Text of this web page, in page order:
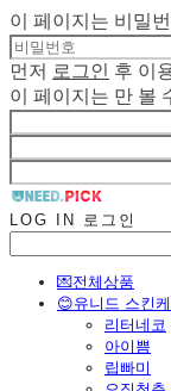
이 페이지는 비밀
먼저 로그인
후 이
이 페이지는 만 볼
LOG IN 로그인
💌전체상품
😊유니드 스킨
리터네코
아이쁨
립빠미